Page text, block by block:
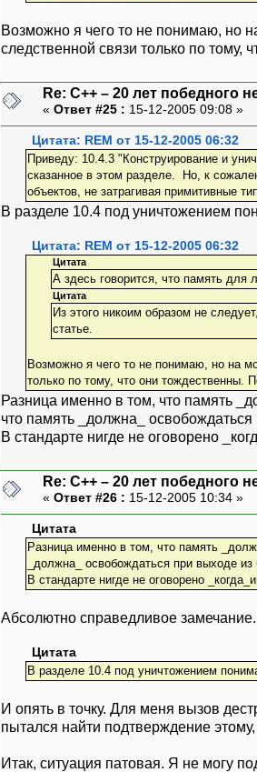
Возможно я чего то не понимаю, но
следственной связи только по тому,
Re: C++ – 20 лет победного
« Ответ #25 : 15-12-2005 09:08 »
Цитата: REM от 15-12-2005 06:32
Приведу: 10.4.3 "Конструирование и
сказанное в этом разделе. Но, к
объектов, не затрагивая примитивные
В разделе 10.4 под уничтожением
Цитата: REM от 15-12-2005 06:32
Цитата
А здесь говорится, что память для
Цитата
Из этого никоим образом не
статье.
Возможно я чего то не понимаю, но на
только по тому, что они тождественны.
Разница именно в том, что память
что память _должна_
В стандарте нигде не оговорено
Re: C++ – 20 лет победного
« Ответ #26 : 15-12-2005 10:34 »
Цитата
Разница именно в том, что память
_должна_ освобождаться при выходе из
В стандарте нигде не оговорено
Абсолютно справедливое
Цитата
В разделе 10.4 под уничтожением
И опять в точку. Для меня вызов
пытался найти подтверждение
Итак, ситуация патовая. Я не могу